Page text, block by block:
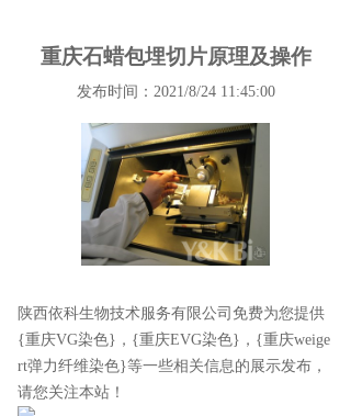
重庆石蜡包埋切片原理及操作
发布时间：2021/8/24 11:45:00
陕西依科生物技术服务有限公司免费为您提供
{重庆VG染色} ，{重庆EVG染色}，{重庆weige
rt弹力纤维染色}等一些相关信息的展示发布，
请您关注本站！